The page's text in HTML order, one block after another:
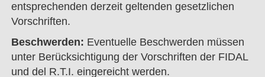
entsprechenden derzeit geltenden gesetzlichen
Vorschriften.
Beschwerden: Eventuelle Beschwerden müssen
unter Berücksichtigung der Vorschriften der FIDAL
und del R.T.I. eingereicht werden.